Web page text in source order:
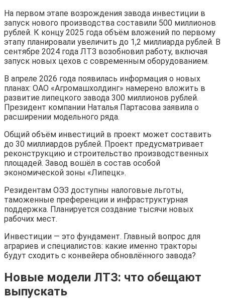
На первом этапе возрождения завода инвестиции в
запуск нового производства составили 500 миллионов
рублей. К концу 2025 года объём вложений по первому
этапу планировали увеличить до 1,2 миллиарда рублей. В
сентябре 2024 года ЛТЗ возобновил работу, включая
запуск новых цехов с современным оборудованием.
В апреле 2026 года появилась информация о новых
планах: ОАО «Агромашхолдинг» намерено вложить в
развитие липецкого завода 300 миллионов рублей.
Президент компании Наталья Партасова заявила о
расширении модельного ряда.
Общий объём инвестиций в проект может составить
до 30 миллиардов рублей. Проект предусматривает
реконструкцию и строительство производственных
площадей. Завод вошёл в состав особой
экономической зоны «Липецк».
Резидентам ОЭЗ доступны налоговые льготы,
таможенные преференции и инфраструктурная
поддержка. Планируется создание тысячи новых
рабочих мест.
Инвестиции — это фундамент. Главный вопрос для
аграриев и специалистов: какие именно тракторы
будут сходить с конвейера обновлённого завода?
Новые модели ЛТЗ: что обещают
выпускать